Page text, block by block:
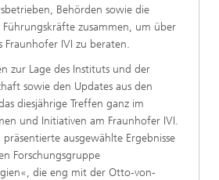
Behörden sowie die
zusammen, um über
Fraunhofer IVI zu beraten.
zur Lage des Instituts und der
sowie den Updates aus den
diesjährige Treffen ganz im
und Initiativen am Fraunhofer IVI.
ausgewählte Ergebnisse
Forschungsgruppe
die eng mit der Otto-von-